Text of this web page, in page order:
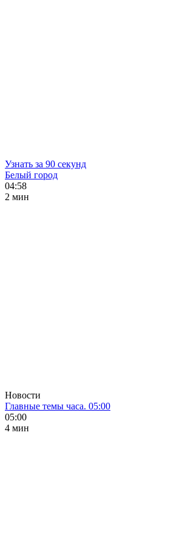
Узнать за 90 секунд
Белый город
04:58
2 мин
Новости
Главные темы часа. 05:00
05:00
4 мин